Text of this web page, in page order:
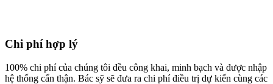
Chi phí hợp lý
100% chi phí của chúng tôi đều công khai, minh bạch và được nhập
hệ thống cẩn thận. Bác sỹ sẽ đưa ra chi phí điều trị dự kiến cùng các